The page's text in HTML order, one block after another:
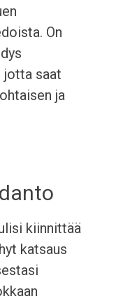
On
jotta saat
ja
kiinnittää
katsaus